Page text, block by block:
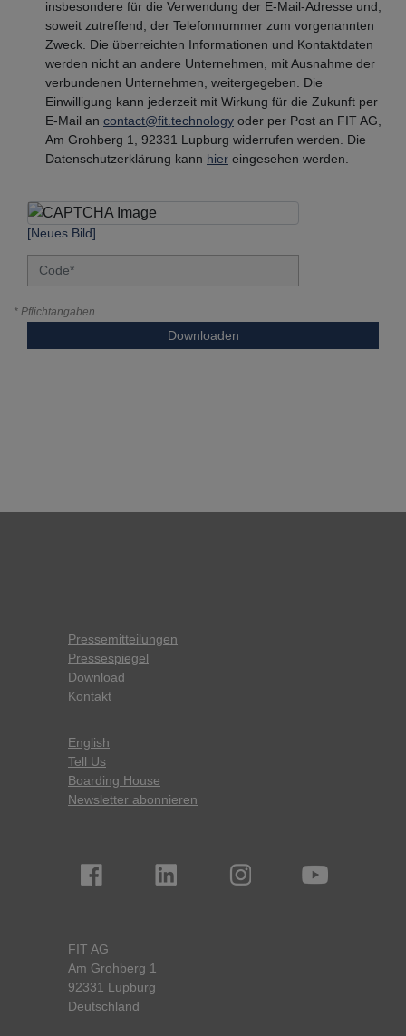
insbesondere für die Verwendung der E-Mail-Adresse und,
soweit zutreffend, der Telefonnummer zum vorgenannten
Zweck. Die überreichten Informationen und Kontaktdaten
werden nicht an andere Unternehmen, mit Ausnahme der
verbundenen Unternehmen, weitergegeben. Die
Einwilligung kann jederzeit mit Wirkung für die Zukunft per
E-Mail an contact@fit.technology oder per Post an FIT AG,
Am Grohberg 1, 92331 Lupburg widerrufen werden. Die
Datenschutzerklärung kann hier eingesehen werden.
[Neues Bild]
* Pflichtangaben
Downloaden
Pressemitteilungen
Pressespiegel
Download
Kontakt
English
Tell Us
Boarding House
Newsletter abonnieren
FIT AG
Am Grohberg 1
92331 Lupburg
Deutschland